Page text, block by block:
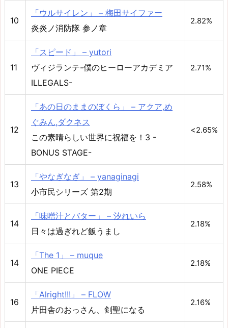
10
「ウルサイレン」 – 梅田サイファー
炎炎ノ消防隊 参ノ章
2.82%
11
「スピード」 – yutori
ヴィジランテ-僕のヒーローアカデミア
ILLEGALS-
2.71%
12
「あの日のままのぼくら」 – アクア,め
ぐみん,ダクネス
この素晴らしい世界に祝福を！3 -
BONUS STAGE-
<2.65%
13
「やなぎなぎ」 – yanaginagi
小市民シリーズ 第2期
2.58%
14
「味噌汁とバター」 – 汐れいら
日々は過ぎれど飯うまし
2.18%
14
「The 1」 – muque
ONE PIECE
2.18%
16
「Alright!!!」 – FLOW
片田舎のおっさん、剣聖になる
2.16%